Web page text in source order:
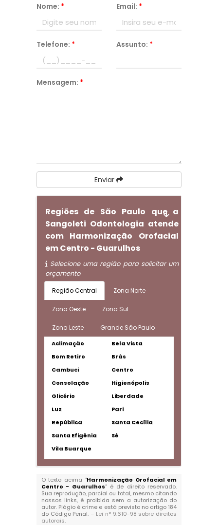
Nome: * Email: *
Telefone: * Assunto: *
Mensagem: *
Enviar
Regiões de São Paulo que a
Sangoleti Odontologia atende
com Harmonização Orofacial
em Centro - Guarulhos
Selecione uma região para solicitar um
orçamento
Região Central Zona Norte
Zona Oeste Zona Sul
Zona Leste Grande São Paulo
Aclimação
Bela Vista
Bom Retiro
Brás
Cambuci
Centro
Consolação
Higienópolis
Glicério
Liberdade
Luz
Pari
República
Santa Cecília
Santa Efigênia
Sé
Vila Buarque
O texto acima "Harmonização Orofacial em
Centro - Guarulhos" é de direito reservado.
Sua reprodução, parcial ou total, mesmo citando
nossos links, é proibida sem a autorização do
autor. Plágio é crime e está previsto no artigo 184
do Código Penal. – Lei n° 9.610-98 sobre direitos
autorais.